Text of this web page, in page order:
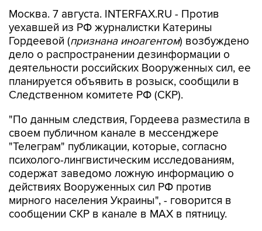
Москва. 7 августа. INTERFAX.RU - Против
уехавшей из РФ журналистки Катерины
Гордеевой (признана иноагентом) возбуждено
дело о распространении дезинформации о
деятельности российских Вооруженных сил, ее
планируется объявить в розыск, сообщили в
Следственном комитете РФ (СКР).
"По данным следствия, Гордеева разместила в
своем публичном канале в мессенджере
"Телеграм" публикации, которые, согласно
психолого-лингвистическим исследованиям,
содержат заведомо ложную информацию о
действиях Вооруженных сил РФ против
мирного населения Украины", - говорится в
сообщении СКР в канале в MAX в пятницу.